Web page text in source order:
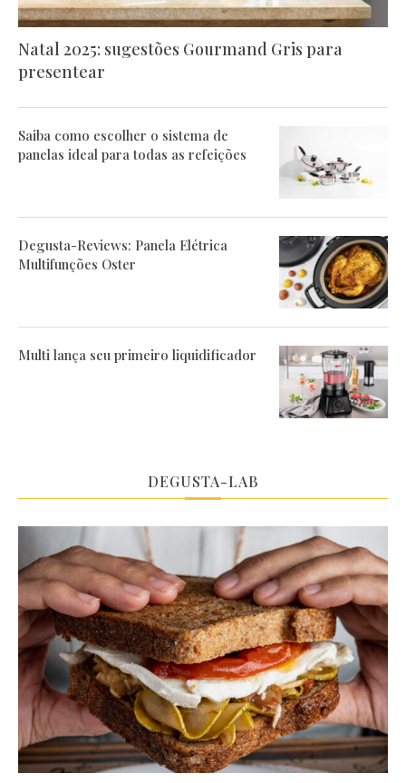
Natal 2025: sugestões Gourmand Gris para
presentear
Saiba como escolher o sistema de
panelas ideal para todas as refeições
Degusta-Reviews: Panela Elétrica
Multifunções Oster
Multi lança seu primeiro liquidificador
DEGUSTA-LAB